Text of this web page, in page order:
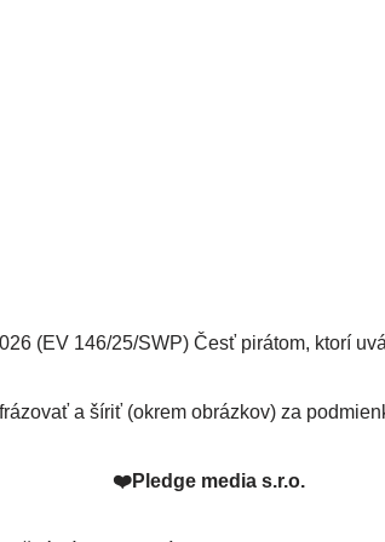
(EV 146/25/SWP) Česť pirátom, ktorí
a šíriť (okrem obrázkov) za
❤️Pledge media s.r.o.